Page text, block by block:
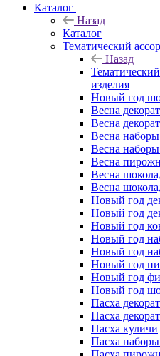
Каталог
Назад
Каталог
Тематический
Назад
изделия
Новый год
Весна
Весна
Весна
Весна
Весна
Весна
Весна
Новый год
Новый год
Новый год
Новый год
Новый год
Новый год
Новый год
Новый год
Пасха
Пасха
Пасха куличи
Пасха